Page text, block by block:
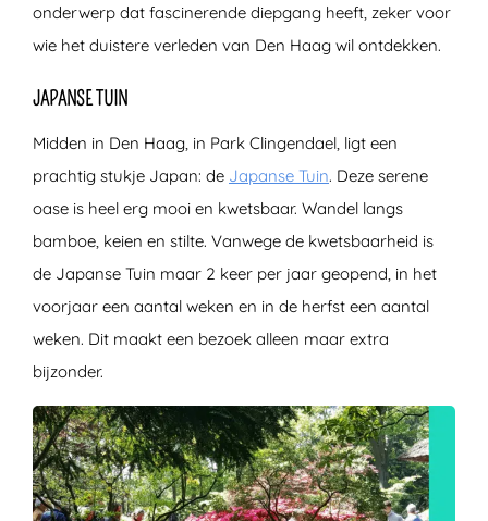
onderwerp dat fascinerende diepgang heeft, zeker voor
wie het duistere verleden van Den Haag wil ontdekken.
JAPANSE TUIN
Midden in Den Haag, in Park Clingendael, ligt een
prachtig stukje Japan: de Japanse Tuin. Deze serene
oase is heel erg mooi en kwetsbaar. Wandel langs
bamboe, keien en stilte. Vanwege de kwetsbaarheid is
de Japanse Tuin maar 2 keer per jaar geopend, in het
voorjaar een aantal weken en in de herfst een aantal
weken. Dit maakt een bezoek alleen maar extra
bijzonder.